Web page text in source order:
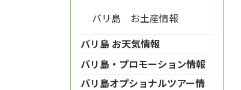
バリ島 お土産情報
バリ島 お天気情報
バリ島・プロモーション情報
バリ島オプショナルツアー情